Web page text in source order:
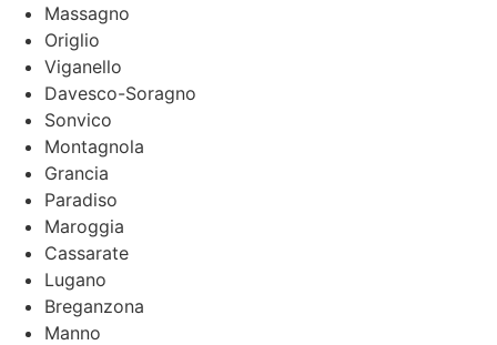
Massagno
Origlio
Viganello
Davesco-Soragno
Sonvico
Montagnola
Grancia
Paradiso
Maroggia
Cassarate
Lugano
Breganzona
Manno